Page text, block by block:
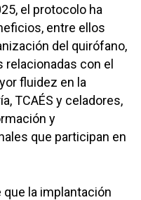
el protocolo ha
entre ellos
del quirófano,
relacionadas con el
fluidez en la
TCAÉS y celadores,
y
que participan en
la implantación